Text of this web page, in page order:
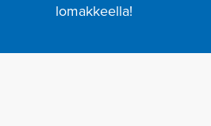
lomakkeella!